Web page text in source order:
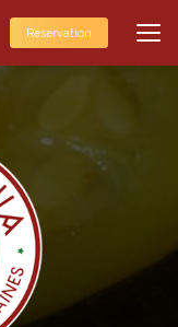
Réservation